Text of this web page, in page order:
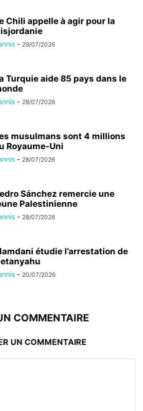
Chili appelle à agir pour la
- 29/07/2026
Turquie aide 85 pays dans le
- 28/07/2026
musulmans sont 4 millions
Royaume-Uni
- 28/07/2026
Sánchez remercie une
Palestinienne
- 28/07/2026
étudie l’arrestation de
- 20/07/2026
COMMENTAIRE
UN COMMENTAIRE